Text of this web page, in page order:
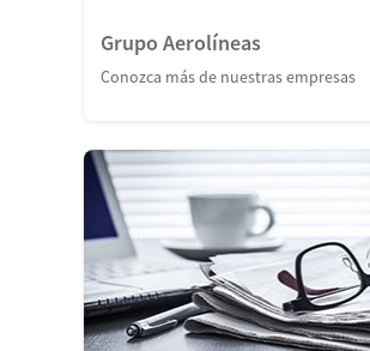
Grupo Aerolíneas
Conozca más de nuestras empresas